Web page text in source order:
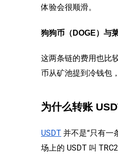
体验会很顺滑。
狗狗币（DOGE）与
这两条链的费用也比
币从矿池提到冷钱包
为什么转账
USDT 并不是“只有一
场上的 USDT 叫